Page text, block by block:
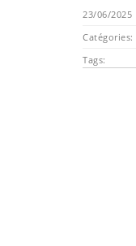
23/06/2025
Catégories:
Tags: